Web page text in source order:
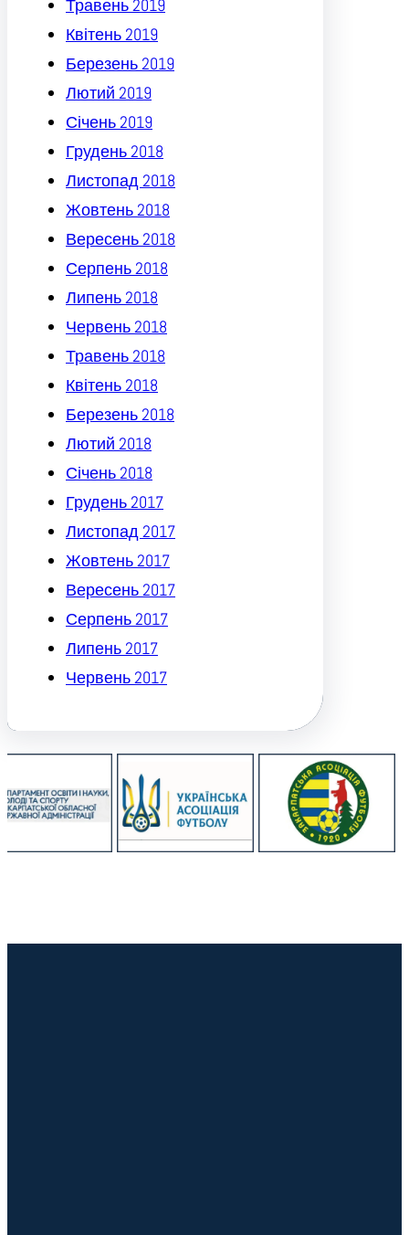
Травень 2019
Квітень 2019
Березень 2019
Лютий 2019
Січень 2019
Грудень 2018
Листопад 2018
Жовтень 2018
Вересень 2018
Серпень 2018
Липень 2018
Червень 2018
Травень 2018
Квітень 2018
Березень 2018
Лютий 2018
Січень 2018
Грудень 2017
Листопад 2017
Жовтень 2017
Вересень 2017
Серпень 2017
Липень 2017
Червень 2017